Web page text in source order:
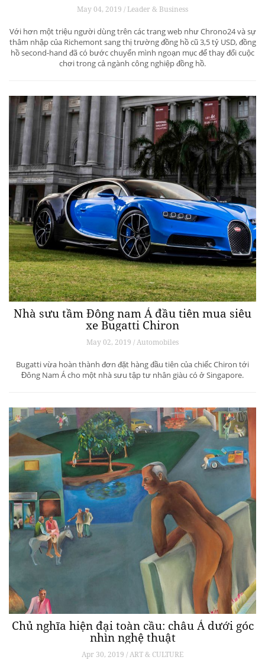
May 04, 2019 / Leader & Business
Với hơn một triệu người dùng trên các trang web như Chrono24 và sự
thâm nhập của Richemont sang thị trường đồng hồ cũ 3,5 tỷ USD, đồng
hồ second-hand đã có bước chuyển mình ngoạn mục để thay đổi cuộc
chơi trong cả ngành công nghiệp đồng hồ.
Nhà sưu tầm Đông nam Á đầu tiên mua siêu
xe Bugatti Chiron
May 02, 2019 / Automobiles
Bugatti vừa hoàn thành đơn đặt hàng đầu tiên của chiếc Chiron tới
Đông Nam Á cho một nhà sưu tập tư nhân giàu có ở Singapore.
Chủ nghĩa hiện đại toàn cầu: châu Á dưới góc
nhìn nghệ thuật
Apr 30, 2019 / ART & CULTURE